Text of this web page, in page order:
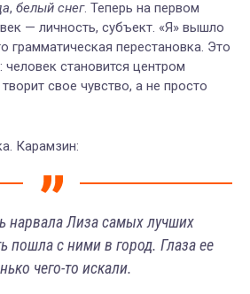
, белый снег. Теперь на первом
— личность, субъект. «Я» вышло
грамматическая перестановка. Это
становится центром
свое чувство, а не просто
Карамзин:
нарвала Лиза самых лучших
пошла с ними в город. Глаза ее
чего-то искали.